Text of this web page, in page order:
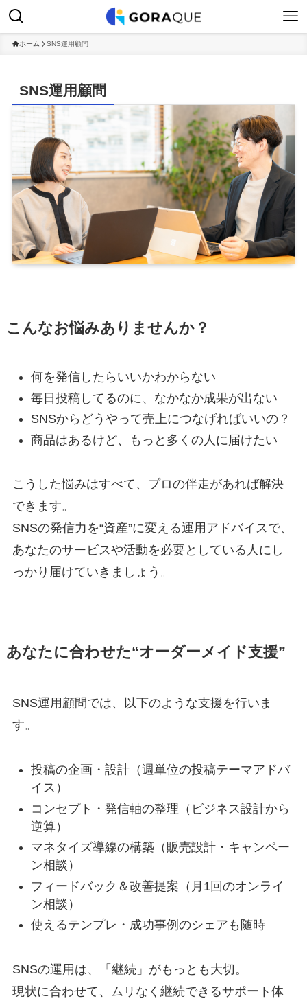
ホーム SNS運用顧問
SNS運用顧問
こんなお悩みありませんか？
何を発信したらいいかわからない
毎日投稿してるのに、なかなか成果が出ない
SNSからどうやって売上につなげればいいの？
商品はあるけど、もっと多くの人に届けたい
こうした悩みはすべて、プロの伴走があれば解決
できます。
SNSの発信力を“資産”に変える運用アドバイスで、
あなたのサービスや活動を必要としている人にし
っかり届けていきましょう。
あなたに合わせた“オーダーメイド支援”
SNS運用顧問では、以下のような支援を行いま
す。
投稿の企画・設計（週単位の投稿テーマアドバ
イス）
コンセプト・発信軸の整理（ビジネス設計から
逆算）
マネタイズ導線の構築（販売設計・キャンペー
ン相談）
フィードバック＆改善提案（月1回のオンライ
ン相談）
使えるテンプレ・成功事例のシェアも随時
SNSの運用は、「継続」がもっとも大切。
現状に合わせて、ムリなく継続できるサポート体